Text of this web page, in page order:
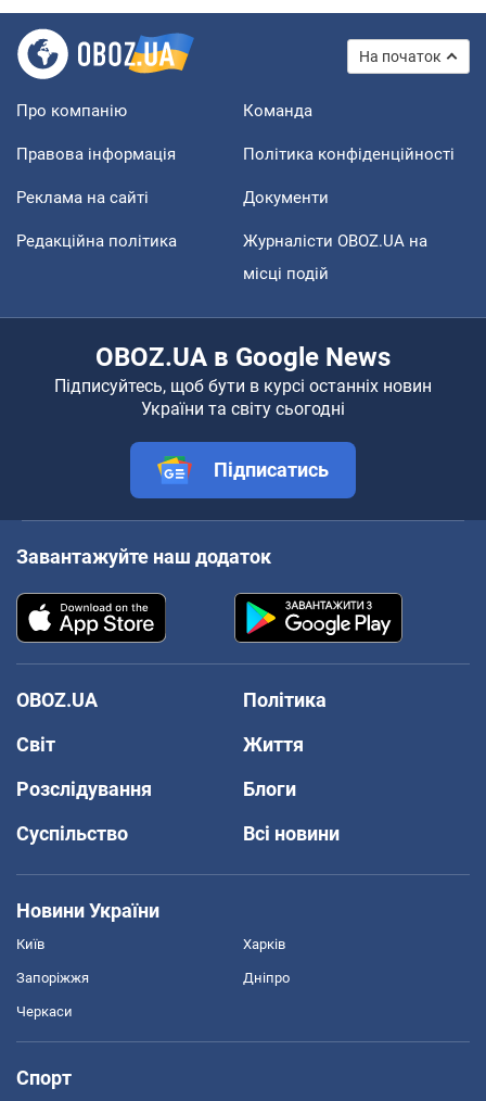
На початок
Про компанію Команда
Правова інформація Політика конфіденційності
Реклама на сайті Документи
Редакційна політика
Журналісти OBOZ.UA на
місці подій
OBOZ.UA в Google News
Підписуйтесь, щоб бути в курсі останніх новин
України та світу сьогодні
Підписатись
Завантажуйте наш додаток
OBOZ.UA
Політика
Світ
Життя
Розслідування
Блоги
Суспільство
Всі новини
Новини України
Київ Харків
Запоріжжя Дніпро
Черкаси
Спорт